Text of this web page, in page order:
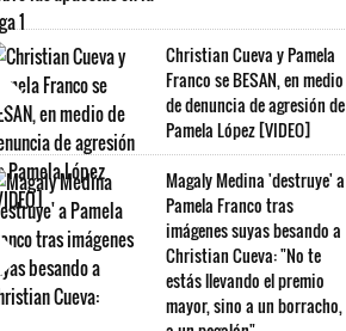
Christian Cueva y Pamela
Franco se BESAN, en medio
de denuncia de agresión de
Pamela López [VIDEO]
Magaly Medina 'destruye' a
Pamela Franco tras
imágenes suyas besando a
Christian Cueva: "No te
estás llevando el premio
mayor, sino a un borracho,